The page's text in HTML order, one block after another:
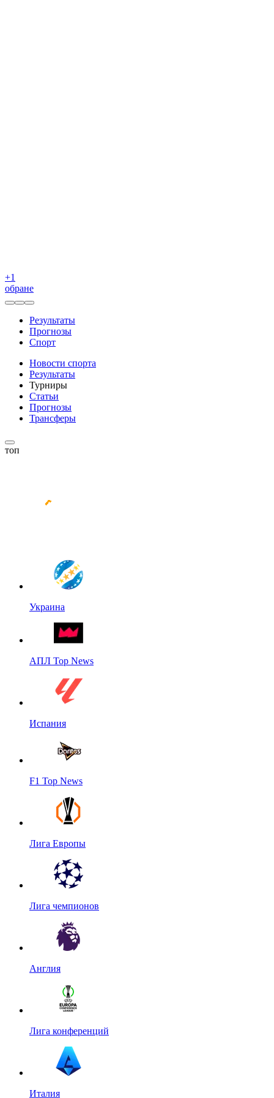
+1
обране
Результаты
Прогнозы
Спорт
Новости спорта
Результаты
Турниры
Статьи
Прогнозы
Трансферы
топ
Украина
АПЛ Top News
Испания
F1 Top News
Лига Европы
Лига чемпионов
Англия
Лига конференций
Италия